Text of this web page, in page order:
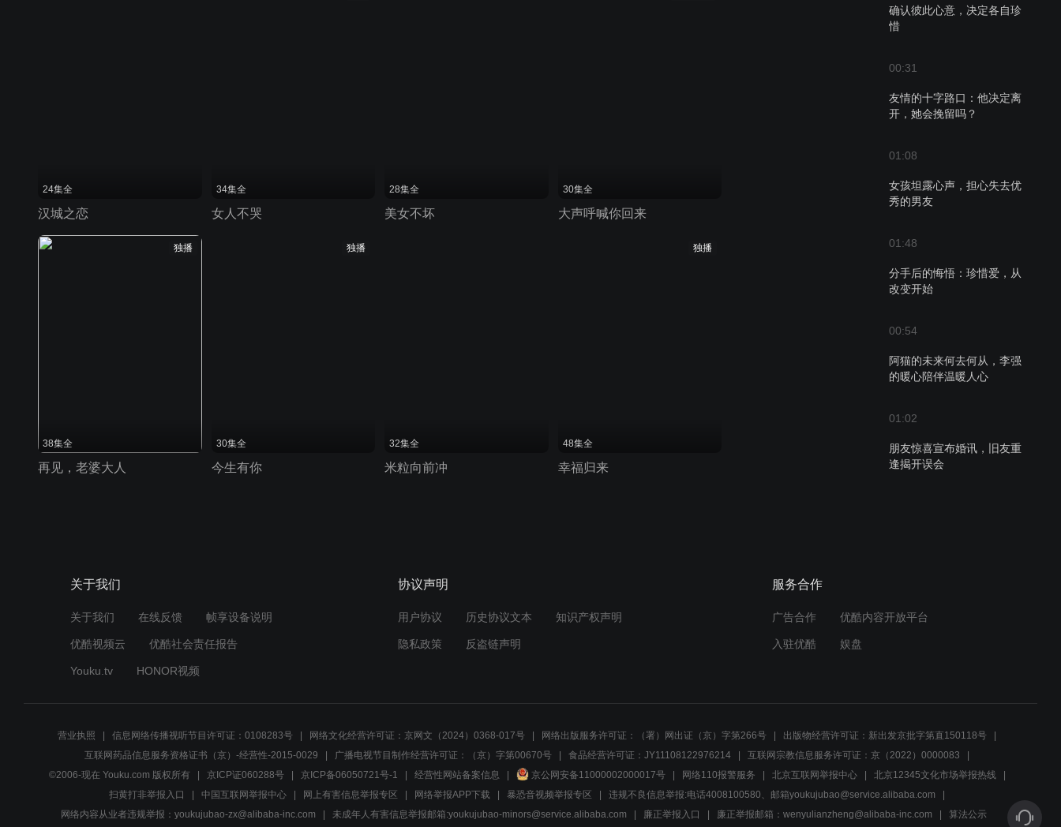
确认彼此心意，决定各自珍
惜
00:31
友情的十字路口：他决定离
开，她会挽留吗？
01:08
女孩坦露心声，担心失去优
秀的男友
01:48
分手后的悔悟：珍惜爱，从
改变开始
00:54
阿猫的未来何去何从，李强
的暖心陪伴温暖人心
01:02
朋友惊喜宣布婚讯，旧友重
逢揭开误会
雨夜劝退，女主角与伙伴选
00:40
紧张氛围下的不停呼唤，他
在急切寻找什么？
24集全
汉城之恋
34集全
女人不哭
28集全
美女不坏
30集全
大声呼喊你回来
独播
38集全
再见，老婆大人
独播
30集全
今生有你
32集全
米粒向前冲
独播
48集全
幸福归来
关于我们
关于我们 在线反馈 帧享设备说明
优酷视频云 优酷社会责任报告
Youku.tv HONOR视频
协议声明
用户协议 历史协议文本 知识产权声明
隐私政策 反盗链声明
服务合作
广告合作 优酷内容开放平台
入驻优酷 娱盘
营业执照 信息网络传播视听节目许可证：0108283号 网络文化经营许可证：京网文（2024）0368-017号 网络出版服务许可证：（署）网出证（京）字第266号
出版物经营许可证：新出发京批字第直150118号
互联网药品信息服务资格证书（京）-经营性-2015-0029
广播电视节目制作经营许可证：（京）字第00670号 食品经营许可证：JY11108122976214
互联网宗教信息服务许可证：京（2022）0000083
©2006-现在 Youku.com 版权所有
京ICP证060288号 京ICP备06050721号-1 经营性网站备案信息 京公网安备11000002000017号 网络110报警服务 北京互联网举报中心
北京12345文化市场举报热线
扫黄打非举报入口
中国互联网举报中心 网上有害信息举报专区 网络举报APP下载 暴恐音视频举报专区
违规不良信息举报:电话4008100580、邮箱youkujubao@service.alibaba.com
网络内容从业者违规举报：youkujubao-zx@alibaba-inc.com
未成年人有害信息举报邮箱:youkujubao-minors@service.alibaba.com 廉正举报入口 廉正举报邮箱：wenyulianzheng@alibaba-inc.com 算法公示